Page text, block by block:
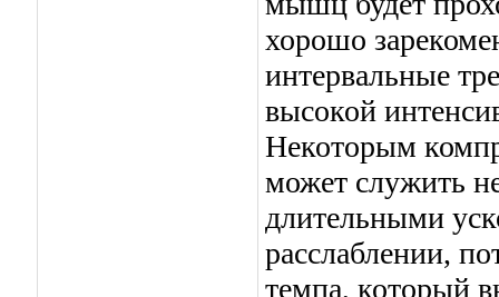
хорошо
интервальные
высокой
Некоторым
может служить
длительными
расслаблении,
темпа, который